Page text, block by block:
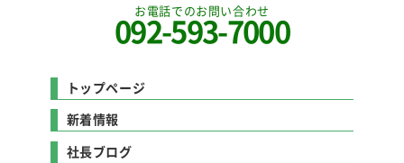
お電話でのお問い合わせ
092-593-7000
トップページ
新着情報
社長ブログ